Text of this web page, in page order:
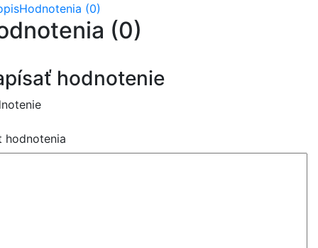
Hodnotenia (0)
(0)
hodnotenie
hodnotenia